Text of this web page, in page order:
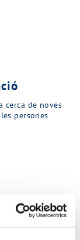
cerca de noves
persones
MINA…